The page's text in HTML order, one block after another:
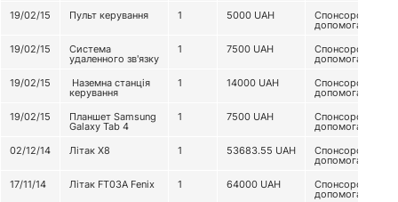
19/02/15
Пульт керування 1 5000 UAH Спонсорська
допомога
19/02/15
Система
удаленного зв'язку
1 7500 UAH Спонсорська
допомога
19/02/15
Наземна станція
керування
1 14000 UAH Спонсорська
допомога
19/02/15
Планшет Samsung
Galaxy Tab 4
1 7500 UAH Спонсорська
допомога
02/12/14
Літак Х8 1 53683.55 UAH Спонсорська
допомога
17/11/14
Літак FT03A Fenix 1 64000 UAH Спонсорська
допомога